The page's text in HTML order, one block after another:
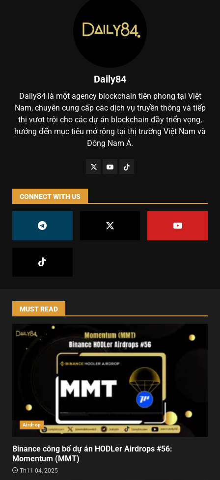
Daily84
Daily84 là một agency blockchain tiên phong tại Việt
Nam, chuyên cung cấp các dịch vụ truyền thông và tiếp
thị vượt trội cho các dự án blockchain đầy triển vọng,
hướng đến mục tiêu mở rộng tại thị trường Việt Nam và
Đông Nam Á.
CONNECT WITH US
MUST READ
Airdrop
Binance công bố dự án HODLer Airdrops #56:
Momentum (MMT)
Th11 04, 2025